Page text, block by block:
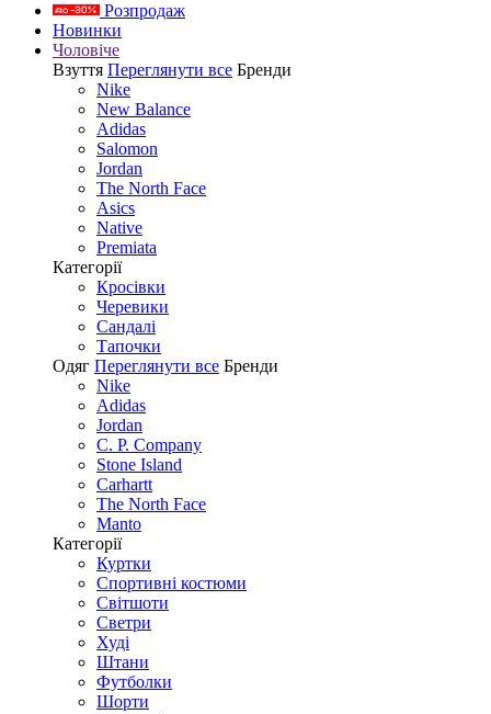
Розпродаж
Новинки
Чоловіче
Взуття Переглянути все Бренди
Nike
New Balance
Adidas
Salomon
Jordan
The North Face
Asics
Native
Premiata
Категорії
Кросівки
Черевики
Сандалі
Tапочки
Одяг Переглянути все Бренди
Nike
Adidas
Jordan
C. P. Company
Stone Island
Carhartt
The North Face
Manto
Категорії
Куртки
Спортивні костюми
Світшоти
Светри
Худі
Штани
Футболки
Шорти